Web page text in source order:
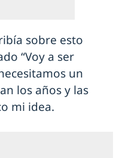
sobre esto
“Voy a ser
un
los años y las
mi idea.